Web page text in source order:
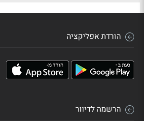
הורדת אפליקציה
הרשמה לדיוור